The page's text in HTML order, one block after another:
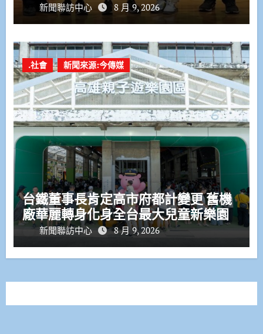
新聞聯訪中心 8 月 9, 2026
.社會 新聞來源:今傳媒
台鐵董事長肯定高市府都計變更 舊機
廠華麗轉身化身全台最大兒童新樂園
新聞聯訪中心 8 月 9, 2026